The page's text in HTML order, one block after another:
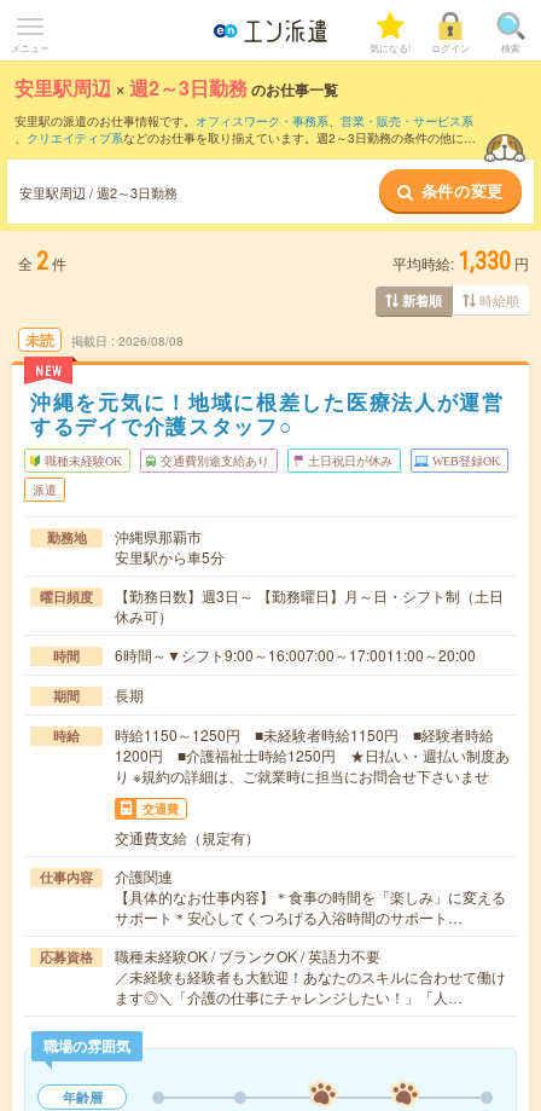
メニュー 気になる! ログイン 検索
安里駅周辺 ×週2～3日勤務のお仕事一覧
安里駅の派遣のお仕事情報です。 オフィスワーク・事務系、 営業・販売・サービス系
、 クリエイティブ系などのお仕事を取り揃えています。週2～3日勤務の条件の他に、
安里駅周辺 / 週2～3日勤務 条件の変更
全 2件 平均時給: 1,330 円
新着順 時給順
未読
NEW
掲載日 2026/08/08
沖縄を元気に！地域に根差した医療法人が運営
するデイで介護スタッフ○
職種未経験OK 交通費別途支給あり 土日祝日が休み WEB登録OK
派遣
勤務地
沖縄県那覇市
安里駅から車5分
曜日頻度
【勤務日数】週3日～ 【勤務曜日】月～日・シフト制（土日
休み可）
時間 6時間～▼シフト9:00～16:007:00～17:0011:00～20:00
期間 長期
時給
時給1150～1250円 ■未経験者時給1150円 ■経験者時給
1200円 ■介護福祉士時給1250円 ★日払い・週払い制度あ
り ※規約の詳細は、ご就業時に担当にお問合せ下さいませ
交通費
交通費支給（規定有）
仕事内容
介護関連
【具体的なお仕事内容】＊食事の時間を「楽しみ」に変える
サポート＊安心してくつろげる入浴時間のサポート…
応募資格
職種未経験OK / ブランクOK / 英語力不要
／未経験も経験者も大歓迎！あなたのスキルに合わせて働け
ます◎＼「介護の仕事にチャレンジしたい！」「人…
職場の雰囲気
年齢層